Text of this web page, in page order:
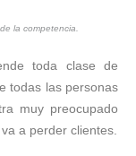
la competencia.
toda clase de
todas las personas
muy preocupado
a perder clientes.